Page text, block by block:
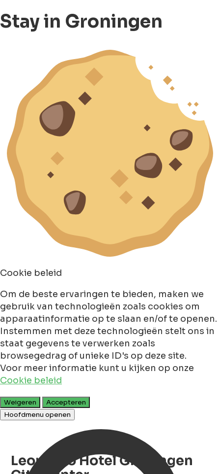
Stay in Groningen
Cookie beleid
Om de beste ervaringen te bieden, maken we
gebruik van technologieën zoals cookies om
apparaatinformatie op te slaan en/of te openen.
Instemmen met deze technologieën stelt ons in
staat gegevens te verwerken zoals
browsegedrag of unieke ID's op deze site.
Voor meer informatie kunt u kijken op onze
Cookie beleid
Weigeren
Accepteren
Hoofdmenu openen
Leonardo Hotel Groningen